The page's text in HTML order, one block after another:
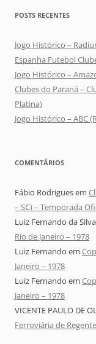
POSTS RECENTES
Jogo Histórico –
Espanha Futebol
Jogo Histórico –
Clubes do Paraná –
Platina)
Jogo Histórico – ABC
COMENTÁRIOS
Fábio Rodriguesem
– SC) – Temporada
Luiz Fernando da
Rio de Janeiro – 1978
Luiz Fernando em
Janeiro – 1978
Luiz Fernando em
Janeiro – 1978
VICENTE PAULO DE
Ferroviária de